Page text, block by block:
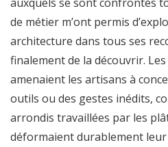
de métier m’ont permis
architecture dans tous ses
finalement de la découvrir.
amenaient les artisans à
outils ou des gestes inédits,
arrondis travaillées par les
déformaient durablement